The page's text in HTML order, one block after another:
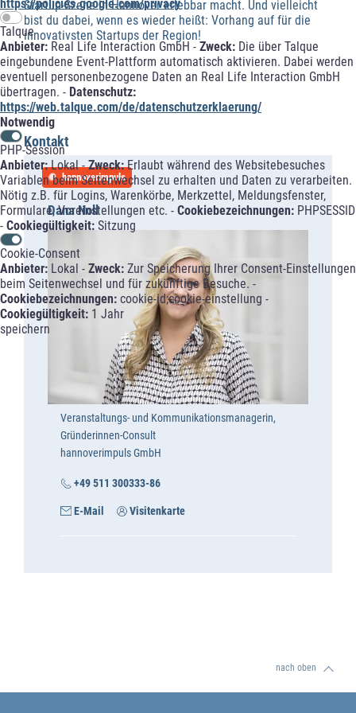
https://policies.google.com/privacy
Talque
Anbieter: Real Life Interaction GmbH - Zweck: Die über Talque
eingebundene Event-Plattform automatisch aktivieren. Dabei werden
eventuell personenbezogene Daten an Real Life Interaction GmbH
übertragen. - Datenschutz:
https://web.talque.com/de/datenschutzerklaerung/
Notwendig
PHP-Session
Anbieter:Lokal -Zweck:Erlaubt während des Websitebesuches
Variablen beim Seitenwechsel zu erhalten und Daten zu verarbeiten.
Nötig z.B. für Logins, Warenkörbe, Merkzettel, Meldungsfenster,
Formulare, Voreinstellungen etc. - Cookiebezeichnungen: PHPSESSID
- Cookiegültigkeit: Sitzung
Cookie-Consent
Anbieter: Lokal - Zweck: Zur Speicherung Ihrer Consent-Einstellungen
beim Seitenwechsel und für zukünftige Besuche. -
Cookiebezeichnungen: cookie-id;cookie-einstellung -
Cookiegültigkeit: 1 Jahr
speichern
Startup-Szene in Hannover erlebbar macht. Und vielleicht
bist du dabei, wenn es wieder heißt: Vorhang auf für die
innovativsten Startups der Region!
Kontakt
hannoverimpuls
Dana Noll
Veranstaltungs- und Kommunikationsmanagerin,
Gründerinnen-Consult
hannoverimpuls GmbH
+49 511 300333-86
E-Mail Visitenkarte
nach oben